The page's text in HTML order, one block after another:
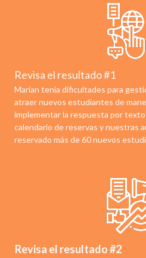
Revisa el resultado #1
Marian tenía dificultades para
atraer nuevos estudiantes de
implementar la respuesta por texto
calendario de reservas y nuestras
reservado más de 60 nuevos
Revisa el resultado #2